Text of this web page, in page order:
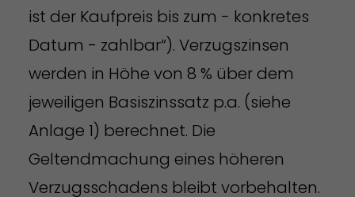
ist der Kaufpreis bis zum - konkretes
Datum - zahlbar“). Verzugszinsen
werden in Höhe von 8 % über dem
jeweiligen Basiszinssatz p.a. (siehe
Anlage 1) berechnet. Die
Geltendmachung eines höheren
Verzugsschadens bleibt vorbehalten.